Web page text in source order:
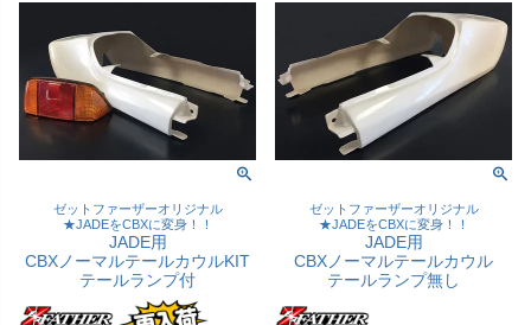
ゼットファーザーオリジナル
★JADEをCBXに変身！！
JADE用
CBXノーマルテールカウルKIT
テールランプ付
ゼットファーザーオリジナル
★JADEをCBXに変身！！
JADE用
CBXノーマルテールカウル
テールランプ無し